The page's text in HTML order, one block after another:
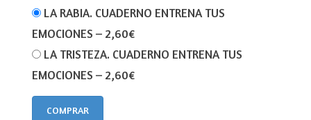
LA RABIA. CUADERNO ENTRENA TUS
EMOCIONES – 2,60€
LA TRISTEZA. CUADERNO ENTRENA TUS
EMOCIONES – 2,60€
COMPRAR